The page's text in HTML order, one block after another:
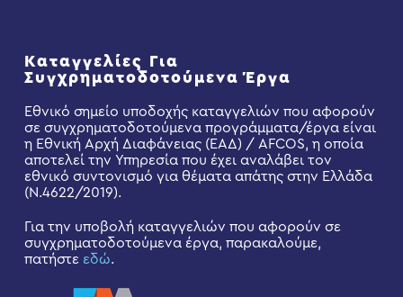
Καταγγελίες Για
Συγχρηματοδοτούμενα Έργα
Εθνικό σημείο υποδοχής καταγγελιών που αφορούν
σε συγχρηματοδοτούμενα προγράμματα/έργα είναι
η Εθνική Αρχή Διαφάνειας (ΕΑΔ) / AFCOS, η οποία
αποτελεί την Υπηρεσία που έχει αναλάβει τον
εθνικό συντονισμό για θέματα απάτης στην Ελλάδα
(Ν.4622/2019).
Για την υποβολή καταγγελιών που αφορούν σε
συγχρηματοδοτούμενα έργα, παρακαλούμε,
πατήστε εδώ.